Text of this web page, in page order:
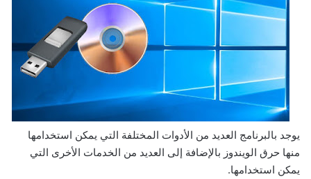
يوجد بالبرنامج العديد من الأدوات المختلفة التي يمكن استخدامها
منها حرق الويندوز بالإضافة إلى العديد من الخدمات الأخرى التي
يمكن استخدامها.